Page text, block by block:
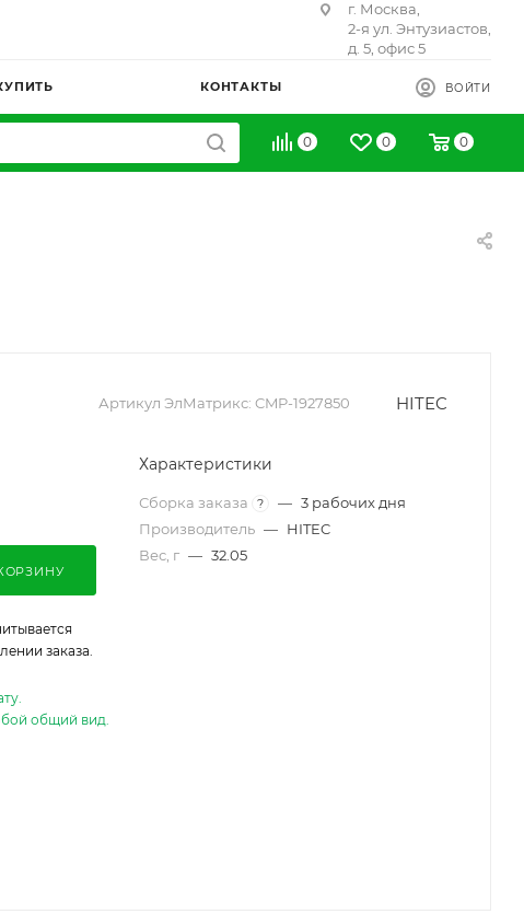
г. Москва,
2-я ул. Энтузиастов,
д. 5, офис 5
КОНТАКТЫ ВОЙТИ
0 0 0
Артикул ЭлМатрикс: CMP-1927850 HITEC
заказа.
Характеристики
Сборка заказа ? — 3 рабочих дня
Производитель — HITEC
Вес, г — 32.05
общий вид.